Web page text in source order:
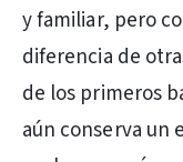
y familiar, pero
diferencia de
de los primeros
aún conserva un